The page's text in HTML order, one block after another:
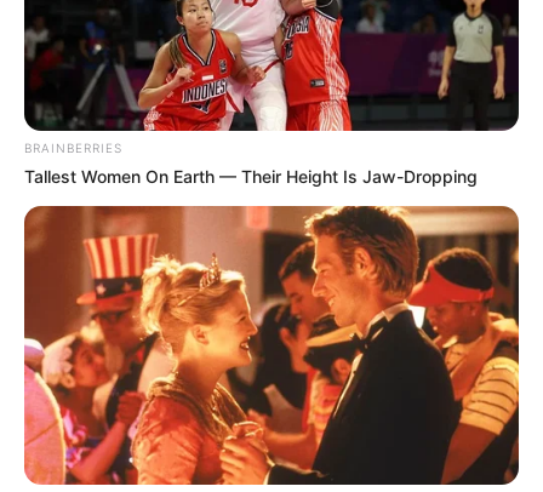
TULIS KOMENTAR
Alamat email Anda tidak akan dipublikasikan. Ruas yang wajib ditandai*
BRAINBERRIES
Tallest Women On Earth — Their Height Is Jaw-Dropping